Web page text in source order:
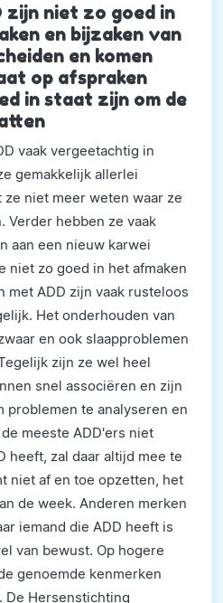
zijn niet zo goed in
en bijzaken van
en komen
op afspraken
in staat zijn om de
vaak vergeetachtig in
gemakkelijk allerlei
niet meer weten waar ze
Verder hebben ze vaak
aan een nieuw karwei
niet zo goed in het afmaken
met ADD zijn vaak rusteloos
Het onderhouden van
en ook slaapproblemen
zijn ze wel heel
snel associëren en zijn
problemen te analyseren en
meeste ADD'ers niet
heeft, zal daar altijd mee te
niet af en toe opzetten, het
de week. Anderen merken
iemand die ADD heeft is
van bewust. Op hogere
genoemde kenmerken
De Hersenstichting